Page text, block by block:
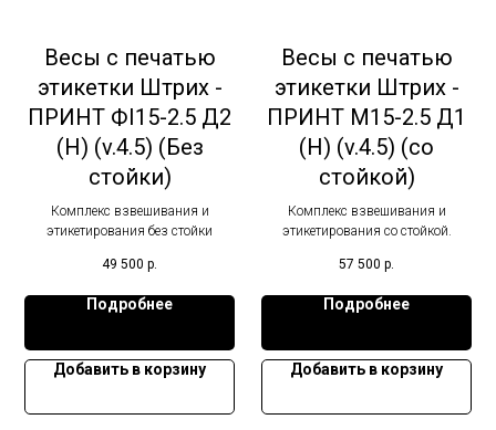
Весы с печатью
этикетки Штрих -
ПРИНТ ФI15-2.5 Д2
(H) (v.4.5) (Без
стойки)
Комплекс взвешивания и
этикетирования без стойки
49 500 р.
Подробнее
Добавить в корзину
Весы с печатью
этикетки Штрих -
ПРИНТ М15-2.5 Д1
(H) (v.4.5) (со
стойкой)
Комплекс взвешивания и
этикетирования со стойкой.
57 500 р.
Подробнее
Добавить в корзину